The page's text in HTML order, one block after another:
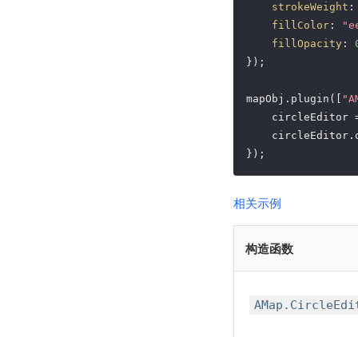
strokeWeight
fillColor :
fillOpacity :
});
mapObj.plugin([
circleEditor
});
相关示例
构造函数